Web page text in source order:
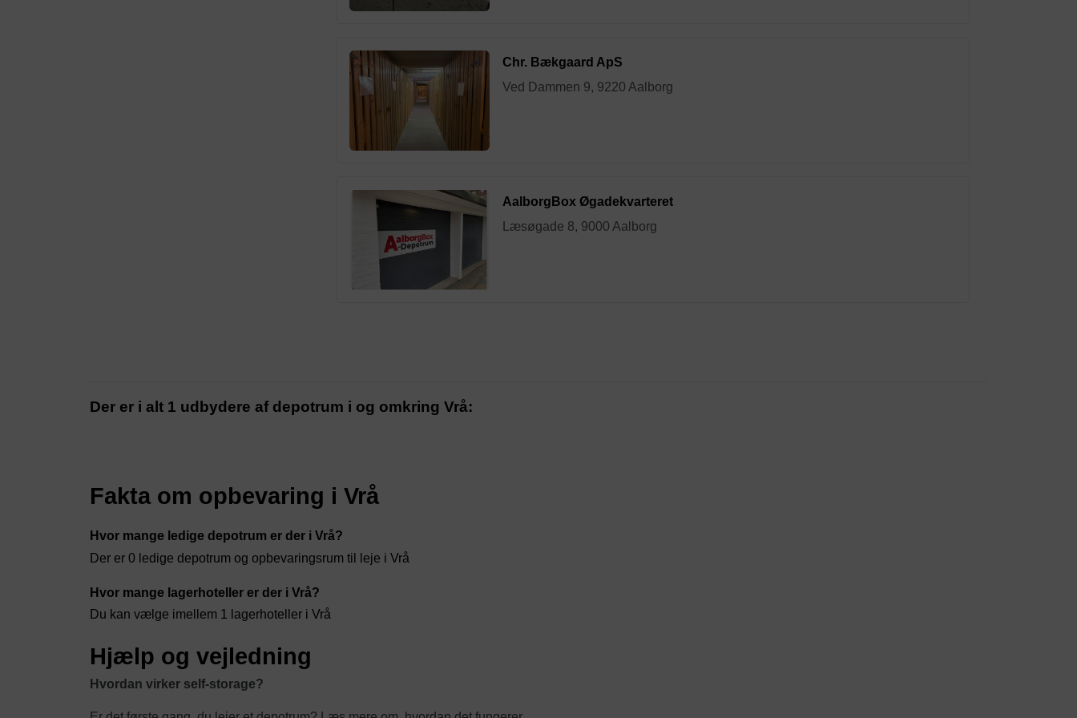
Chr. Bækgaard ApS
Ved Dammen 9, 9220 Aalborg
AalborgBox Øgadekvarteret
Læsøgade 8, 9000 Aalborg
Der er i alt 1 udbydere af depotrum i og omkring Vrå:
Fakta om opbevaring i Vrå
Hvor mange ledige depotrum er der i Vrå?
Der er 0 ledige depotrum og opbevaringsrum til leje i Vrå
Hvor mange lagerhoteller er der i Vrå?
Du kan vælge imellem 1 lagerhoteller i Vrå
Hjælp og vejledning
Hvordan virker self-storage?